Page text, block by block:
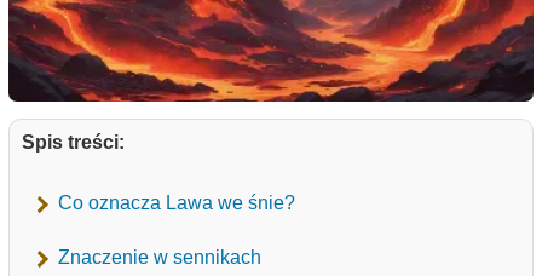
Spis treści:
Co oznacza Lawa we śnie?
Znaczenie w sennikach